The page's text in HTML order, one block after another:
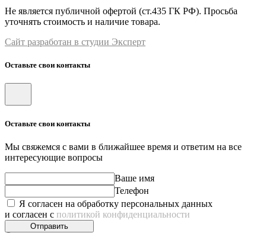
Не является публичной офертой (ст.435 ГК РФ). Просьба
уточнять стоимость и наличие товара.
Сайт разработан в студии Эксперт
Оставьте свои контакты
Оставьте свои контакты
Мы свяжемся с вами в ближайшее время и ответим на все
интересующие вопросы
Ваше имя
Телефон
Я согласен на обработку персональных данных
и согласен с политикой конфиденциальности
Отправить